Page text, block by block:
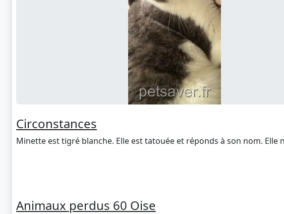
Circonstances
Minette est tigré blanche. Elle est tatouée et réponds à son nom.
Animaux perdus 60 Oise